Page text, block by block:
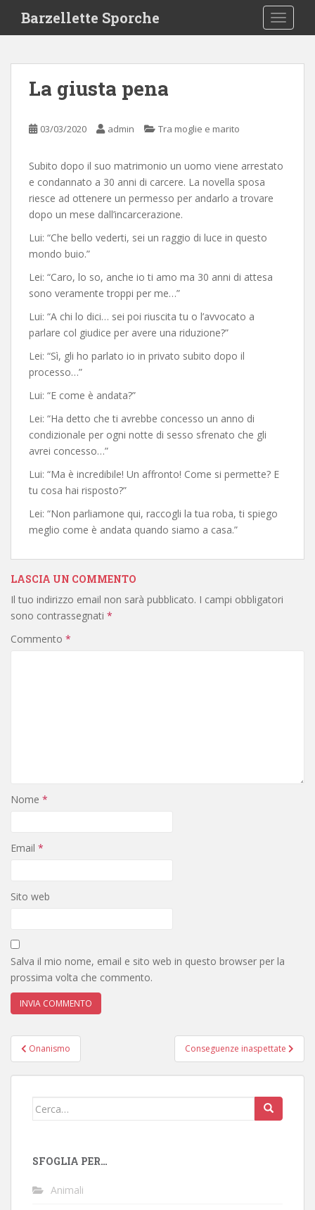
i
Barzellette Sporche
La giusta pena
03/03/2020 admin Tra moglie e marito
Subito dopo il suo matrimonio un uomo viene arrestato
e condannato a 30 anni di carcere. La novella sposa
riesce ad ottenere un permesso per andarlo a trovare
dopo un mese dall’incarcerazione.
Lui: “Che bello vederti, sei un raggio di luce in questo
mondo buio.”
Lei: “Caro, lo so, anche io ti amo ma 30 anni di attesa
sono veramente troppi per me…”
Lui: “A chi lo dici… sei poi riuscita tu o l’avvocato a
parlare col giudice per avere una riduzione?”
Lei: “Sì, gli ho parlato io in privato subito dopo il
processo…”
Lui: “E come è andata?”
Lei: “Ha detto che ti avrebbe concesso un anno di
condizionale per ogni notte di sesso sfrenato che gli
avrei concesso…”
Lui: “Ma è incredibile! Un affronto! Come si permette? E
tu cosa hai risposto?”
Lei: “Non parliamone qui, raccogli la tua roba, ti spiego
meglio come è andata quando siamo a casa.”
LASCIA UN COMMENTO
Il tuo indirizzo email non sarà pubblicato. I campi obbligatori
sono contrassegnati *
Commento *
Nome *
Email *
Sito web
Salva il mio nome, email e sito web in questo browser per la
prossima volta che commento.
Navigazione
articoli
Onanismo Conseguenze inaspettate
Cerca:
SFOGLIA PER…
Animali